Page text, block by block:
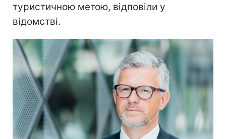
туристичною метою, відповіли у
відомстві.